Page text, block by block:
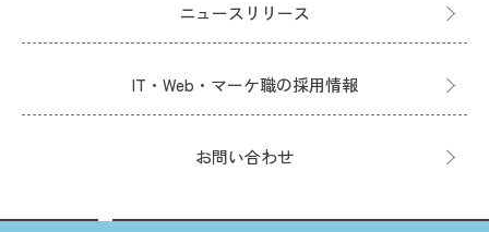
ニュースリリース
IT・Web・マーケ職の採用情報
お問い合わせ